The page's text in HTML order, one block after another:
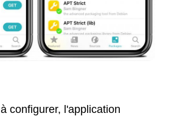
à configurer, l'application